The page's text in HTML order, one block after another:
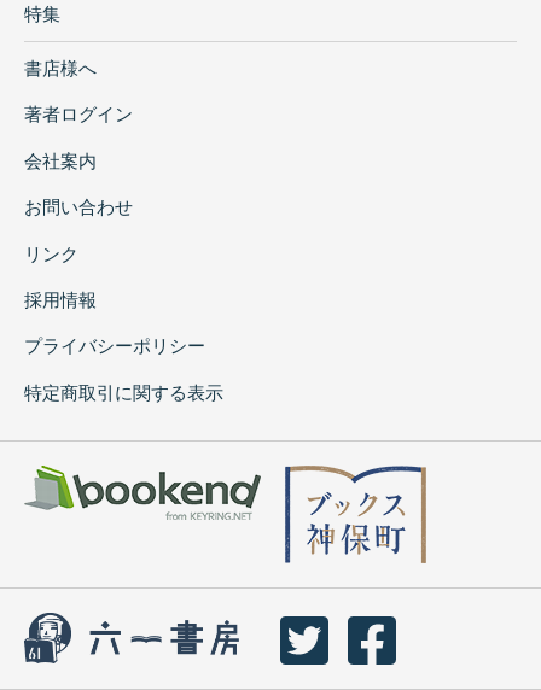
特集
書店様へ
著者ログイン
会社案内
お問い合わせ
リンク
採用情報
プライバシーポリシー
特定商取引に関する表示